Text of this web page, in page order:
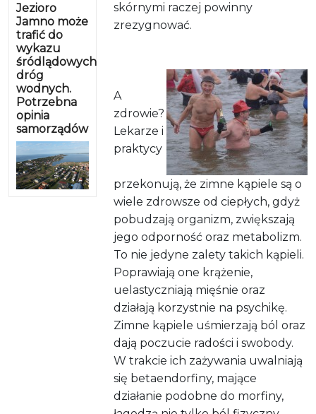
Jezioro
Jamno może
trafić do
wykazu
śródlądowych
dróg
wodnych.
Potrzebna
opinia
samorządów
skórnymi raczej powinny
zrezygnować.
A
zdrowie?
Lekarze i
praktycy
przekonują, że zimne kąpiele są o
wiele zdrowsze od ciepłych, gdyż
pobudzają organizm, zwiększają
jego odporność oraz metabolizm.
To nie jedyne zalety takich kąpieli.
Poprawiają one krążenie,
uelastyczniają mięśnie oraz
działają korzystnie na psychikę.
Zimne kąpiele uśmierzają ból oraz
dają poczucie radości i swobody.
W trakcie ich zażywania uwalniają
się betaendorfiny, mające
działanie podobne do morfiny,